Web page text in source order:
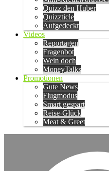
Quizz den Huber
Quizzticle
Aufgedeckt
Videos
Reportagen
Fragenbot
Wein doch
MoneyTalks
Promotionen
Gute News
Flugmodus
Smart gespart
Reise-Glück
Meat & Greet